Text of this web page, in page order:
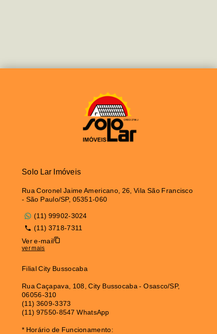
Solo Lar Imóveis
Rua Coronel Jaime Americano, 26, Vila São Francisco
- São Paulo/SP, 05351-060
(11) 99902-3024
(11) 3718-7311
Ver e-mail
ver mais
Filial City Bussocaba
Rua Caçapava, 108, City Bussocaba - Osasco/SP,
06056-310
(11) 3609-3373
(11) 97550-8547 WhatsApp
* Horário de Funcionamento: